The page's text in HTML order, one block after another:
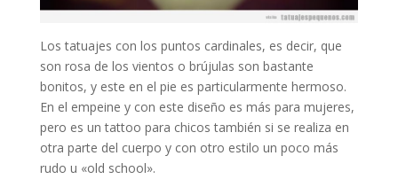
Los tatuajes con los puntos cardinales, es decir, que
son rosa de los vientos o brújulas son bastante
bonitos, y este en el pie es particularmente hermoso.
En el empeine y con este diseño es más para mujeres,
pero es un tattoo para chicos también si se realiza en
otra parte del cuerpo y con otro estilo un poco más
rudo u «old school».